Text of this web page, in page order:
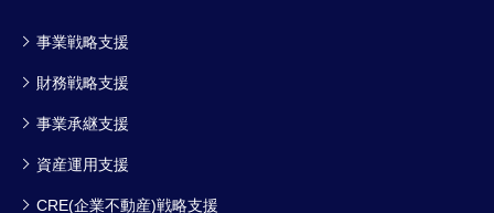
事業戦略支援
財務戦略支援
事業承継支援
資産運用支援
CRE(企業不動産)戦略支援